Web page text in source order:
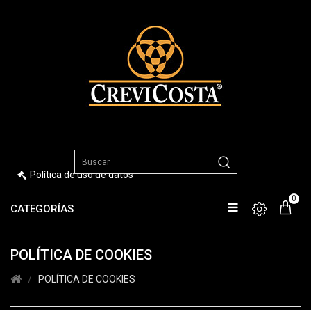
Política de uso de datos
CATEGORÍAS
0
POLÍTICA DE COOKIES
POLÍTICA DE COOKIES